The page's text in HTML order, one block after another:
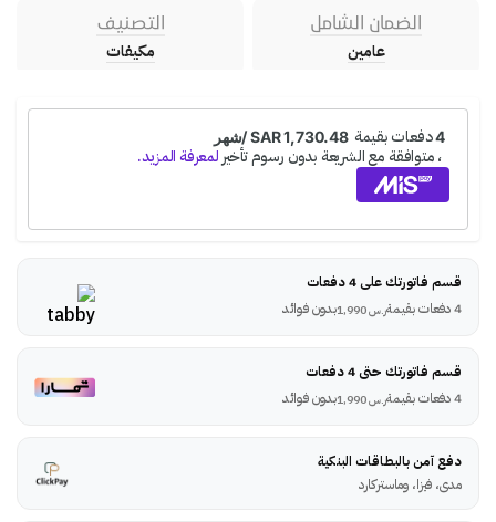
الضمان الشامل
عامين
التصنيف
مكيفات
قسم فاتورتك على 4 دفعات
4 دفعات بقيمة
ر.س بدون فوائد
قسم فاتورتك حتى 4 دفعات
4 دفعات بقيمة
ر.س بدون فوائد
دفع آمن بالبطاقات البنكية
مدى، فيزا، وماستركارد